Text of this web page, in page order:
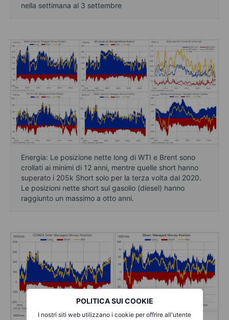
POLITICA SUI COOKIE
I nostri siti web utilizzano i cookie per offrire all'utente
nella settimana al 3 settembre
Energia: Le posizione nette long di WTI e Brent sono
crollati ai minimi di 12 anni, mentre quelle short hanno
superato i 205k Short solo per la terza volta dal 2020.
Le posizioni nette short sul gasolio (diesel) hanno
raggiunto un massimo a otto anni.